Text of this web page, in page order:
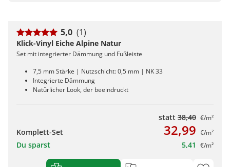
5,0 (1)
Klick-Vinyl Eiche Alpine Natur
Set mit integrierter Dämmung und Fußleiste
7,5 mm Stärke | Nutzschicht: 0,5 mm | NK 33
Integrierte Dämmung
Natürlicher Look, der beeindruckt
statt 38,40 €/m²
Komplett-Set 32,99 €/m²
Du sparst 5,41 €/m²